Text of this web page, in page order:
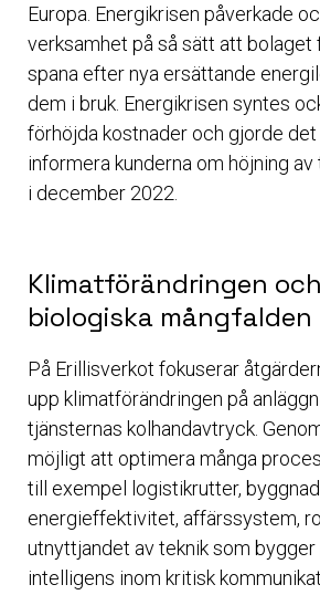
Europa. Energikrisen påverkade
verksamhet på så sätt att
spana efter nya ersättande
dem i bruk. Energikrisen syntes
förhöjda kostnader och gjorde
informera kunderna om höjning
i december 2022.
Klimatförändringen
biologiska mångfalden
På Erillisverkot fokuserar
upp klimatförändringen på
tjänsternas kolhandavtryck.
möjligt att optimera många
till exempel logistikrutter,
energieffektivitet, affärssystem,
utnyttjandet av teknik som bygger
intelligens inom kritisk